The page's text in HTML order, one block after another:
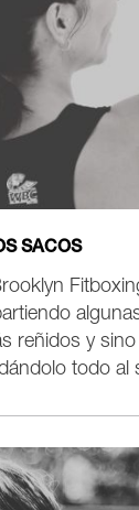
SACOS
reñidos y
todo al